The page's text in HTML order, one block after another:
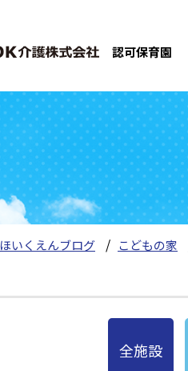
認可保育園
ほいくえんブログ こどもの家
全施設